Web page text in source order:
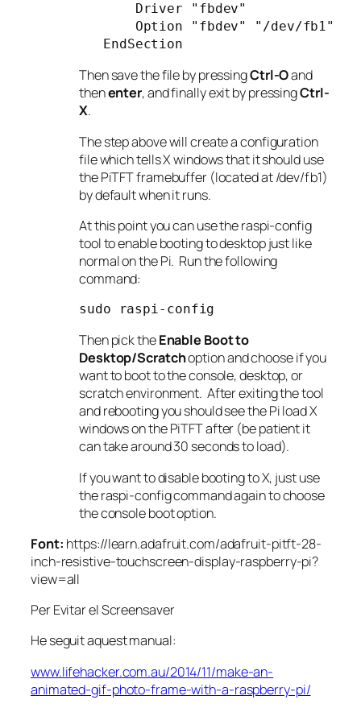
    Driver
"fbdev"
    Option
"fbdev"
"/dev/fb1"
EndSection
Then save the file by pressingCtrl-Oand
thenenter, and finally exit by pressingCtrl-
X.
The step above will create a configuration
file which tells X windows that it should use
the PiTFT framebuffer (located at /dev/fb1)
by default when it runs.
At this point you can use the raspi-config
tool to enable booting to desktop just like
normal on the Pi. Run the following
command:
sudo raspi- config
Then pick theEnable Boot to
Desktop/Scratchoption and choose if you
want to boot to the console, desktop, or
scratch environment. After exiting the tool
and rebooting you should see the Pi load X
windows on the PiTFT after (be patient it
can take around 30 seconds to load).
If you want to disable booting to X, just use
the raspi-config command again to choose
the console boot option.
Font: https://learn.adafruit.com/adafruit-pitft-28-
inch-resistive-touchscreen-display-raspberry-pi?
view=all
Per Evitar el Screensaver
He seguit aquest manual:
www.lifehacker.com.au/2014/11/make-an-
animated-gif-photo-frame-with-a-raspberry-pi/